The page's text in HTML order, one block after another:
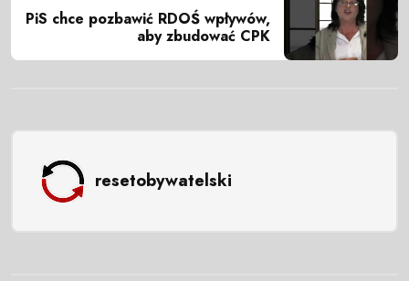
PiS chce pozbawić RDOŚ wpływów,
aby zbudować CPK
resetobywatelski